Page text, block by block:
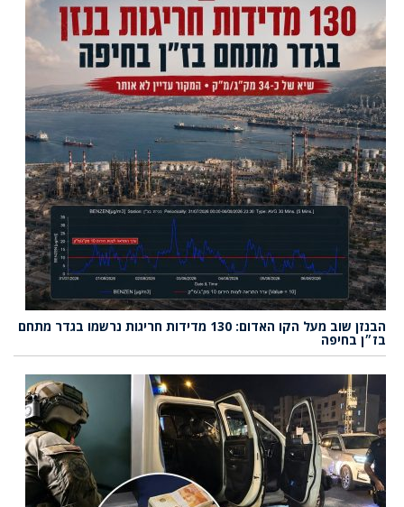
הבנזן שוב מעל הקו האדום: 130 מדידות חריגות נרשמו בגדר מתחם
בז״ן בחיפה